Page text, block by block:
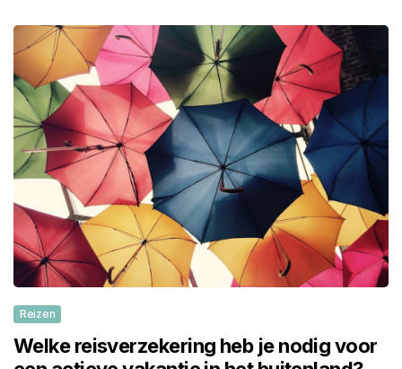
Reizen
Welke reisverzekering heb je nodig voor